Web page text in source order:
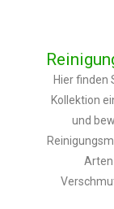
Hier finden
Kollektion
und
Arten